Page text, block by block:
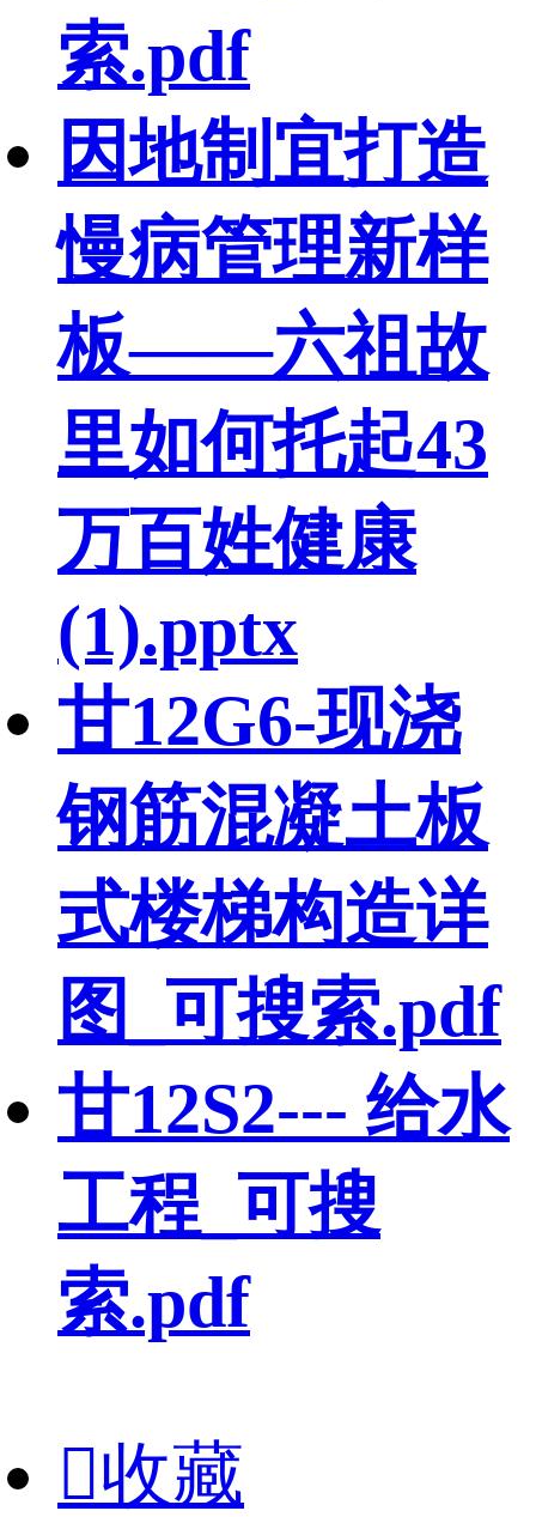
索.pdf
因地制宜打造
慢病管理新样
板——六祖故
里如何托起43
万百姓健康
(1).pptx
甘12G6-现浇
钢筋混凝土板
式楼梯构造详
图_可搜索.pdf
甘12S2--- 给水
工程_可搜
索.pdf
收藏